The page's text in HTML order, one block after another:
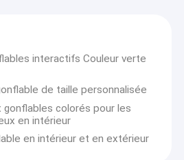
interactifs Couleur verte
de taille personnalisée
colorés pour les
en intérieur
en intérieur et en extérieur